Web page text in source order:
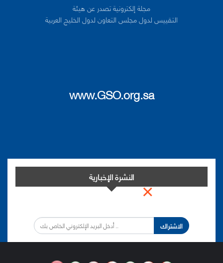
مجلة إلكترونية تصدر عن هيئة
التقييس لدول مجلس التعاون لدول الخليج العربية
www.GSO.org.sa
النشرة الإخبارية
الاشتراك
×